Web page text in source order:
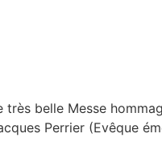
très belle Messe
Perrier (Evêque